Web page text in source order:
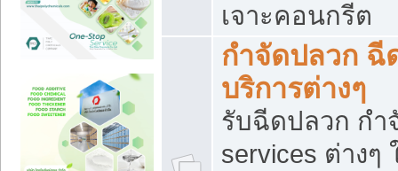
เจาะคอนกรีต
กำจัดปลวก ฉี
บริการต่างๆ
รับฉีดปลวก กำ
services ต่าง